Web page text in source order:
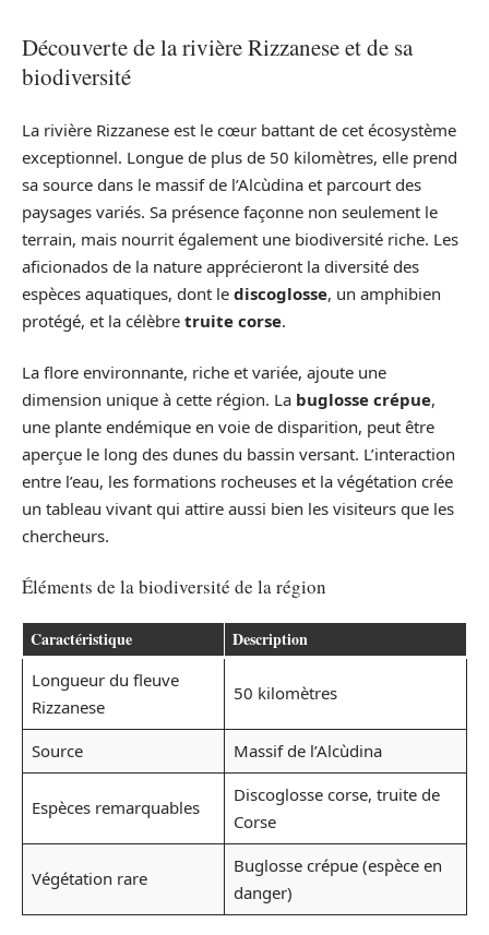
Découverte de la rivière Rizzanese et de sa
biodiversité
La rivière Rizzanese est le cœur battant de cet écosystème
exceptionnel. Longue de plus de 50 kilomètres, elle prend
sa source dans le massif de l’Alcùdina et parcourt des
paysages variés. Sa présence façonne non seulement le
terrain, mais nourrit également une biodiversité riche. Les
aficionados de la nature apprécieront la diversité des
espèces aquatiques, dont le discoglosse, un amphibien
protégé, et la célèbre truite corse.
La flore environnante, riche et variée, ajoute une
dimension unique à cette région. La buglosse crépue,
une plante endémique en voie de disparition, peut être
aperçue le long des dunes du bassin versant. L’interaction
entre l’eau, les formations rocheuses et la végétation crée
un tableau vivant qui attire aussi bien les visiteurs que les
chercheurs.
Éléments de la biodiversité de la région
Caractéristique Description
Longueur du fleuve
Rizzanese
50 kilomètres
Source Massif de l’Alcùdina
Espèces remarquables
Discoglosse corse, truite de
Corse
Végétation rare
Buglosse crépue (espèce en
danger)